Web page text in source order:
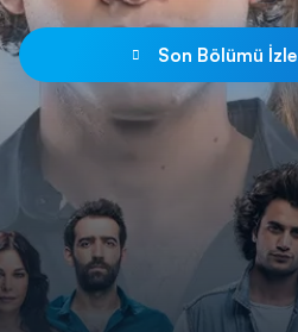
Son Bölümü İzle